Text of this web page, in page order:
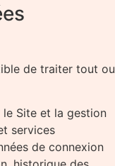
de traiter tout ou
Site et la gestion
services
de connexion